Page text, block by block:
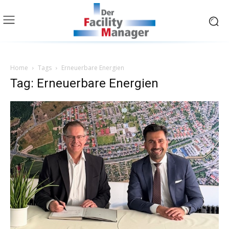
Home Tags Erneuerbare Energien
Tag: Erneuerbare Energien